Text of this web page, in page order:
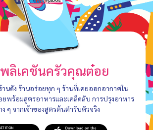
ลิเคชันครัวคุณต๋อย
ร้านดัง ร้านอร่อยทุก ๆ ร้านที่เคยออกอากาศใน
พร้อมสูตรอาหารและเคล็ดลับ การปรุงอาหาร
ง ๆ จากเจ้าของสูตรต้นตำรับตัวจริง